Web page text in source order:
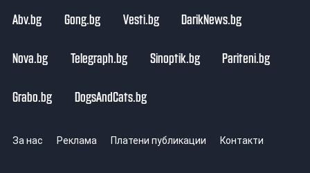
Abv.bg Gong.bg Vesti.bg DarikNews.bg
Nova.bg Telegraph.bg Sinoptik.bg Pariteni.bg
Grabo.bg DogsAndCats.bg
За нас Реклама Платени публикации Контакти